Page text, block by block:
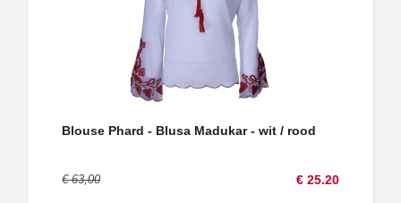
Blouse Phard - Blusa Madukar - wit / rood
€ 63,00 € 25.20